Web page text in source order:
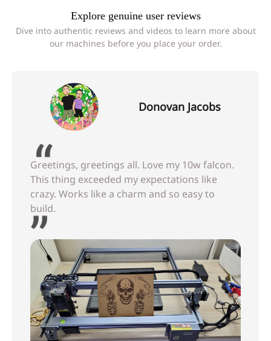
Explore genuine user reviews
Dive into authentic reviews and videos to learn more about
our machines before you place your order.
Donovan Jacobs
Greetings, greetings all. Love my 10w falcon.
This thing exceeded my expectations like
crazy. Works like a charm and so easy to
build.